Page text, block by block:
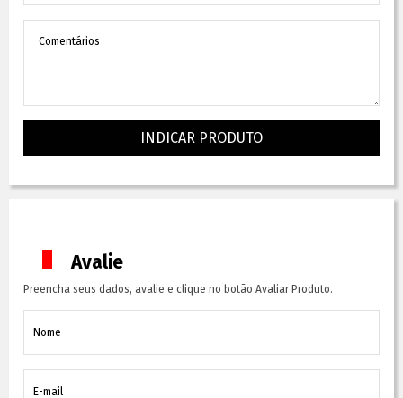
INDICAR PRODUTO
Avalie
Preencha seus dados, avalie e clique no botão Avaliar Produto.